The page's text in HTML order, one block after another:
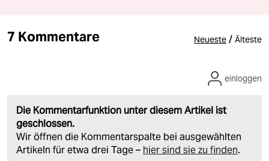
7 Kommentare Neueste / Älteste
Die Kommentarfunktion unter diesem Artikel ist
geschlossen.
Wir öffnen die Kommentarspalte bei ausgewählten
Artikeln für etwa drei Tage – hier sind sie zu finden.
einloggen